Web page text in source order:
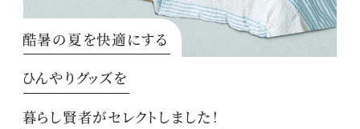
酷暑の夏を快適にする
ひんやりグッズを
暮らし賢者がセレクトしました！